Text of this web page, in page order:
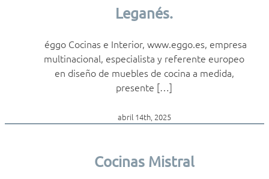
Leganés.
éggo Cocinas e Interior, www.eggo.es, empresa
multinacional, especialista y referente europeo
en diseño de muebles de cocina a medida,
presente […]
abril 14th, 2025
Cocinas Mistral